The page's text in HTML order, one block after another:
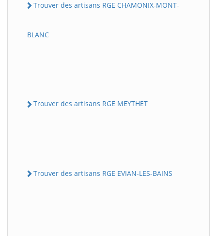
Trouver des artisans RGE CHAMONIX-MONT-
BLANC
Trouver des artisans RGE MEYTHET
Trouver des artisans RGE EVIAN-LES-BAINS